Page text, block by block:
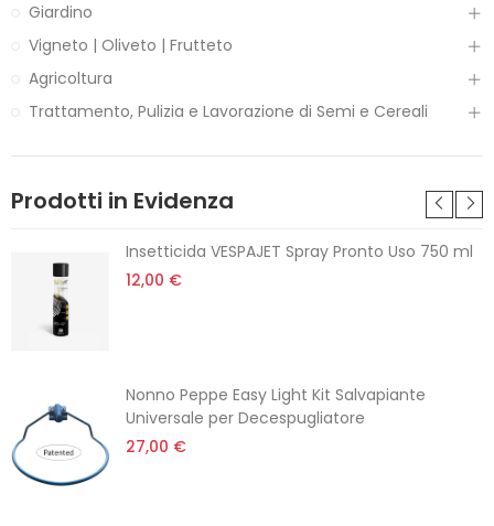
Giardino
Vigneto | Oliveto | Frutteto
Agricoltura
Trattamento, Pulizia e Lavorazione di Semi e Cereali
Prodotti in Evidenza
Insetticida VESPAJET Spray Pronto Uso 750 ml
12,00 €
Nonno Peppe Easy Light Kit Salvapiante
Universale per Decespugliatore
27,00 €